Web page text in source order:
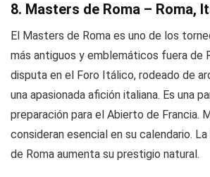
8. Masters de Roma – Roma,
El Masters de Roma es uno de los
más antiguos y emblemáticos fuera de
disputa en el Foro Itálico, rodeado de
una apasionada afición italiana. Es una
preparación para el Abierto de Francia.
consideran esencial en su calendario.
de Roma aumenta su prestigio natural.